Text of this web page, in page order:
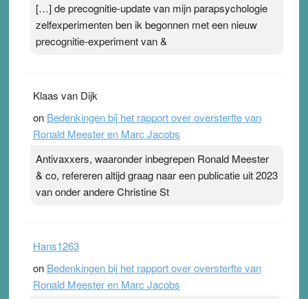
[…] de precognitie-update van mijn parapsychologie
zelfexperimenten ben ik begonnen met een nieuw
precognitie-experiment van &
Klaas van Dijk
on Bedenkingen bij het rapport over oversterfte van
Ronald Meester en Marc Jacobs
Antivaxxers, waaronder inbegrepen Ronald Meester
& co, refereren altijd graag naar een publicatie uit 2023
van onder andere Christine St
Hans1263
on Bedenkingen bij het rapport over oversterfte van
Ronald Meester en Marc Jacobs